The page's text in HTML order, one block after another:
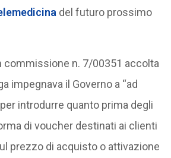
del futuro prossimo
commissione n. 7/00351 accolta
impegnava il Governo a “ad
introdurre quanto prima degli
di voucher destinati ai clienti
prezzo di acquisto o attivazione